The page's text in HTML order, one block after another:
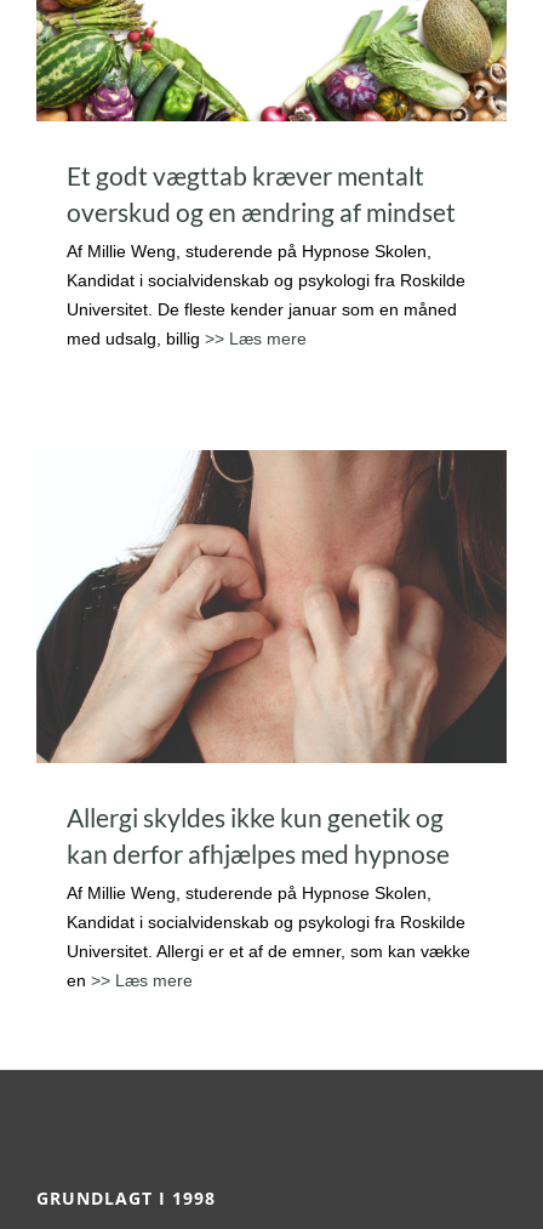
Et godt vægttab kræver mentalt
overskud og en ændring af mindset
Af Millie Weng, studerende på Hypnose Skolen,
Kandidat i socialvidenskab og psykologi fra Roskilde
Universitet. De fleste kender januar som en måned
med udsalg, billig >> Læs mere
Allergi skyldes ikke kun genetik og
kan derfor afhjælpes med hypnose
Af Millie Weng, studerende på Hypnose Skolen,
Kandidat i socialvidenskab og psykologi fra Roskilde
Universitet. Allergi er et af de emner, som kan vække
en >> Læs mere
GRUNDLAGT I 1998